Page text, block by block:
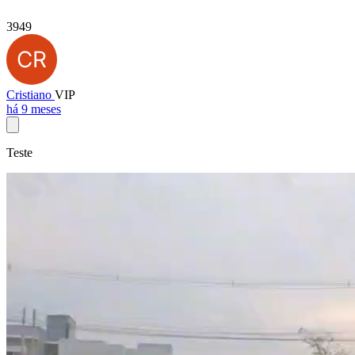
3949
Cristiano VIP
há 9 meses
Teste